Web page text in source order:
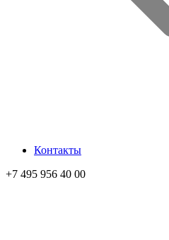
Контакты
+7 495 956 40 00